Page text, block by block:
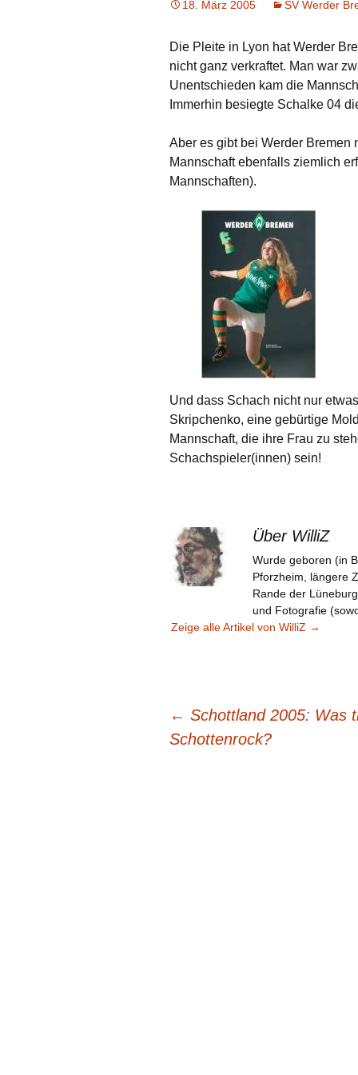
18. März 2005 SV Werder
Die Pleite in Lyon hat Werder
nicht ganz verkraftet. Man war
Unentschieden kam die
Immerhin besiegte Schalke 04
Aber es gibt bei Werder Bremen
Mannschaft ebenfalls ziemlich
Mannschaften).
Und dass Schach nicht nur
Skripchenko, eine gebürtige
Mannschaft, die ihre Frau zu
Schachspieler(innen) sein!
Über WilliZ
Wurde geboren (in
Pforzheim, längere
Rande der
und Fotografie
Zeige alle Artikel von WilliZ →
Beitragsnavigation
← Schottland 2005: Was
Schottenrock?